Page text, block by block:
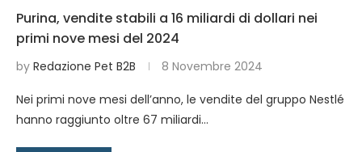
Purina, vendite stabili a 16 miliardi di dollari nei
primi nove mesi del 2024
by Redazione Pet B2B 8 Novembre 2024
Nei primi nove mesi dell’anno, le vendite del gruppo Nestlé
hanno raggiunto oltre 67 miliardi…